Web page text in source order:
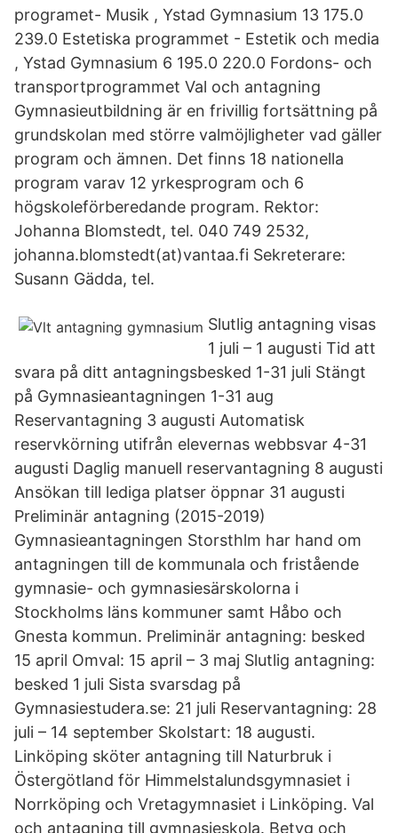
programet- Musik , Ystad Gymnasium 13 175.0
239.0 Estetiska programmet - Estetik och media
, Ystad Gymnasium 6 195.0 220.0 Fordons- och
transportprogrammet Val och antagning
Gymnasieutbildning är en frivillig fortsättning på
grundskolan med större valmöjligheter vad gäller
program och ämnen. Det finns 18 nationella
program varav 12 yrkesprogram och 6
högskoleförberedande program. Rektor:
Johanna Blomstedt, tel. 040 749 2532,
johanna.blomstedt(at)vantaa.fi Sekreterare:
Susann Gädda, tel.
Slutlig antagning visas
1 juli – 1 augusti Tid att
svara på ditt antagningsbesked 1-31 juli Stängt
på Gymnasieantagningen 1-31 aug
Reservantagning 3 augusti Automatisk
reservkörning utifrån elevernas webbsvar 4-31
augusti Daglig manuell reservantagning 8 augusti
Ansökan till lediga platser öppnar 31 augusti
Preliminär antagning (2015-2019)
Gymnasieantagningen Storsthlm har hand om
antagningen till de kommunala och fristående
gymnasie- och gymnasiesärskolorna i
Stockholms läns kommuner samt Håbo och
Gnesta kommun. Preliminär antagning: besked
15 april Omval: 15 april – 3 maj Slutlig antagning:
besked 1 juli Sista svarsdag på
Gymnasiestudera.se: 21 juli Reservantagning: 28
juli – 14 september Skolstart: 18 augusti.
Linköping sköter antagning till Naturbruk i
Östergötland för Himmelstalundsgymnasiet i
Norrköping och Vretagymnasiet i Linköping. Val
och antagning till gymnasieskola. Betyg och